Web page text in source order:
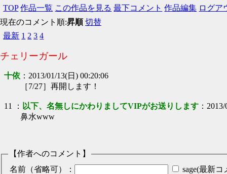
TOP 作品一覧 この作品を見る 最下コメント 作品編集 ログア
現在のコメント順:昇順 切替
最新 1 2 3 4
チェリーガール
十依 ： 2013/01/13(日) 00:20:06
［7/27］再開します！
11 ： 以下、名無しにかわりましてVIPがお送りします ：
鼻水www
【作者へのコメント】
名前（省略可）：
sage(最新